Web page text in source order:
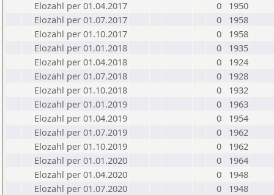
Elozahl per 01.04.2017
0
1950
Elozahl per 01.07.2017
0
1958
Elozahl per 01.10.2017
0
1958
Elozahl per 01.01.2018
0
1935
Elozahl per 01.04.2018
0
1924
Elozahl per 01.07.2018
0
1928
Elozahl per 01.10.2018
0
1932
Elozahl per 01.01.2019
0
1963
Elozahl per 01.04.2019
0
1954
Elozahl per 01.07.2019
0
1962
Elozahl per 01.10.2019
0
1962
Elozahl per 01.01.2020
0
1964
Elozahl per 01.04.2020
0
1948
Elozahl per 01.07.2020
0
1948